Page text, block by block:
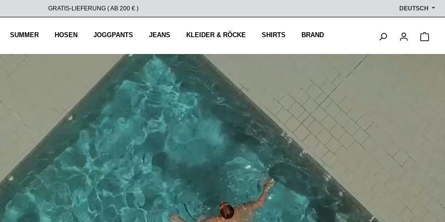
GRATIS-LIEFERUNG ( AB 200 € ) DEUTSCH
SUMMER HOSEN JOGGPANTS JEANS KLEIDER & RÖCKE SHIRTS BRAND